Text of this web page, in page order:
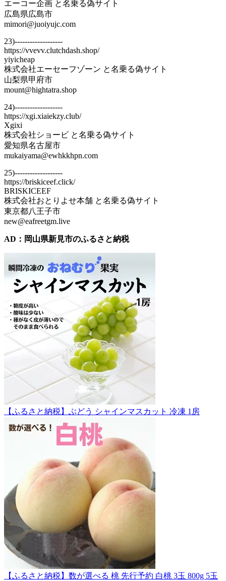
エーコー企画 と名乗る偽サイト
広島県広島市
mimori@juoiyujc.com
23)-------------------
https://vvevv.clutchdash.shop/
yiyicheap
株式会社エーセーフゾーン と名乗る偽サイト
山梨県甲府市
mount@hightatra.shop
24)-------------------
https://xgi.xiaiekzy.club/
Xgixi
株式会社ショービ と名乗る偽サイト
愛知県名古屋市
mukaiyama@ewhkkhpn.com
25)-------------------
https://briskiceef.click/
BRISKICEEF
株式会社おとりよせ本舗 と名乗る偽サイト
東京都八王子市
new@eafreetgm.live
AD：岡山県新見市のふるさと納税
【ふるさと納税】ぶどう シャインマスカット 冷凍 1房
【ふるさと納税】数が選べる 桃 先行予約 白桃 3玉 800g 5玉